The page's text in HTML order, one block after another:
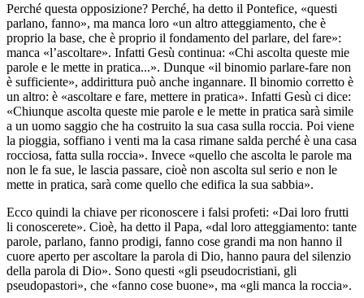
Perché questa opposizione? Perché, ha detto il Pontefice, «questi
parlano, fanno», ma manca loro «un altro atteggiamento, che è
proprio la base, che è proprio il fondamento del parlare, del fare»:
manca «l’ascoltare». Infatti Gesù continua: «Chi ascolta queste mie
parole e le mette in pratica...». Dunque «il binomio parlare-fare non
è sufficiente», addirittura può anche ingannare. Il binomio corretto è
un altro: è «ascoltare e fare, mettere in pratica». Infatti Gesù ci dice:
«Chiunque ascolta queste mie parole e le mette in pratica sarà simile
a un uomo saggio che ha costruito la sua casa sulla roccia. Poi viene
la pioggia, soffiano i venti ma la casa rimane salda perché è una casa
rocciosa, fatta sulla roccia». Invece «quello che ascolta le parole ma
non le fa sue, le lascia passare, cioè non ascolta sul serio e non le
mette in pratica, sarà come quello che edifica la sua sabbia».
Ecco quindi la chiave per riconoscere i falsi profeti: «Dai loro frutti
li conoscerete». Cioè, ha detto il Papa, «dal loro atteggiamento: tante
parole, parlano, fanno prodigi, fanno cose grandi ma non hanno il
cuore aperto per ascoltare la parola di Dio, hanno paura del silenzio
della parola di Dio». Sono questi «gli pseudocristiani, gli
pseudopastori», che «fanno cose buone», ma «gli manca la roccia».